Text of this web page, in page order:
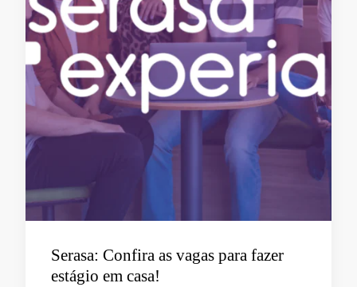
Serasa: Confira as vagas para fazer
estágio em casa!